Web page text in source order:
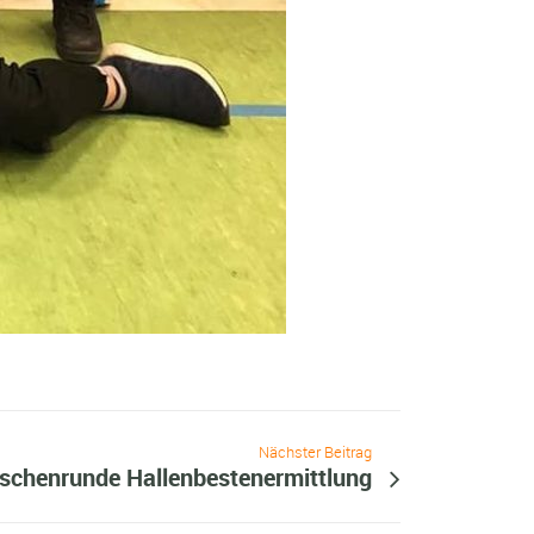
Nächster Beitrag
Hallenbestenermittlung